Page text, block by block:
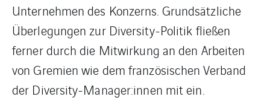
Unternehmen des Konzerns. Grundsätzliche
Überlegungen zur Diversity-Politik fließen
ferner durch die Mitwirkung an den Arbeiten
von Gremien wie dem französischen Verband
der Diversity-Manager:innen mit ein.